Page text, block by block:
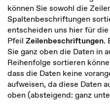
können Sie sowohl die
Spaltenbeschriftungen
entscheiden uns hier für
Pfeil Zeilenbeschriftungen.
Sie ganz oben die Daten in
Reihenfolge sortieren
dass die Daten keine
aufweisen, da diese Daten
oben (absteigend: ganz